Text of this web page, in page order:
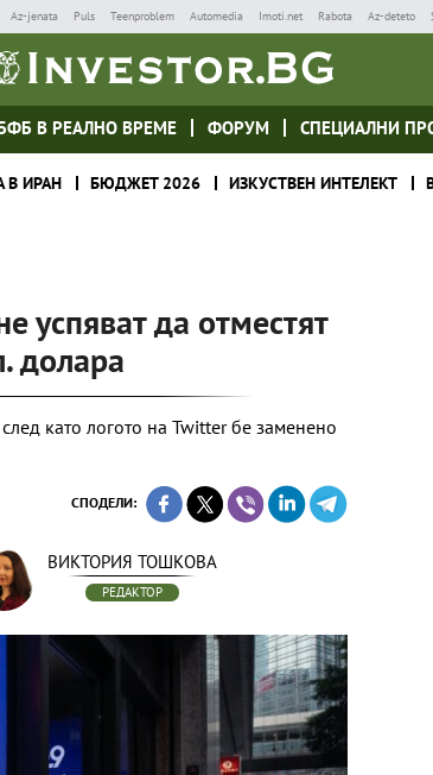
Az-jenata Puls Teenproblem Automedia Imoti.net Rabota Az-deteto
В РЕАЛНО ВРЕМЕ ФОРУМ СПЕЦИАЛНИ
В ИРАН БЮДЖЕТ 2026 ИЗКУСТВЕН ИНТЕЛЕКТ
успяват да отместят
долара
като логото на Twitter бе заменено
СПОДЕЛИ:
ВИКТОРИЯ ТОШКОВА
РЕДАКТОР